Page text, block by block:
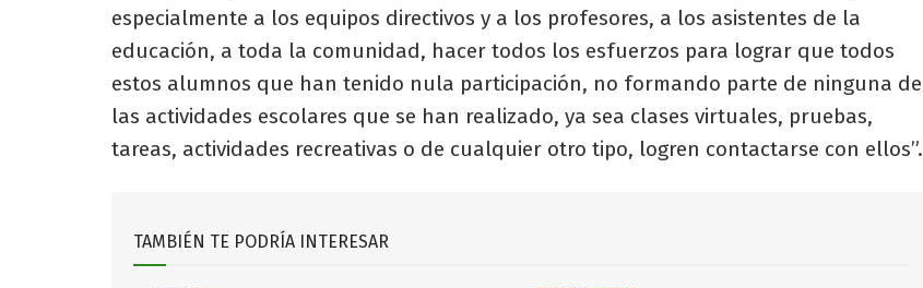
especialmente a los equipos directivos y a los profesores, a los asistentes de la
educación, a toda la comunidad, hacer todos los esfuerzos para lograr que todos
estos alumnos que han tenido nula participación, no formando parte de ninguna de
las actividades escolares que se han realizado, ya sea clases virtuales, pruebas,
tareas, actividades recreativas o de cualquier otro tipo, logren contactarse con ellos”.
TAMBIÉN TE PODRÍA INTERESAR